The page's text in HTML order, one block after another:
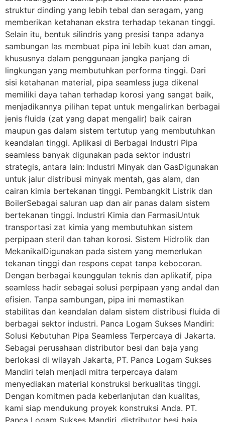
struktur dinding yang lebih tebal dan seragam, yang
memberikan ketahanan ekstra terhadap tekanan tinggi.
Selain itu, bentuk silindris yang presisi tanpa adanya
sambungan las membuat pipa ini lebih kuat dan aman,
khususnya dalam penggunaan jangka panjang di
lingkungan yang membutuhkan performa tinggi. Dari
sisi ketahanan material, pipa seamless juga dikenal
memiliki daya tahan terhadap korosi yang sangat baik,
menjadikannya pilihan tepat untuk mengalirkan berbagai
jenis fluida (zat yang dapat mengalir) baik cairan
maupun gas dalam sistem tertutup yang membutuhkan
keandalan tinggi. Aplikasi di Berbagai Industri Pipa
seamless banyak digunakan pada sektor industri
strategis, antara lain: Industri Minyak dan GasDigunakan
untuk jalur distribusi minyak mentah, gas alam, dan
cairan kimia bertekanan tinggi. Pembangkit Listrik dan
BoilerSebagai saluran uap dan air panas dalam sistem
bertekanan tinggi. Industri Kimia dan FarmasiUntuk
transportasi zat kimia yang membutuhkan sistem
perpipaan steril dan tahan korosi. Sistem Hidrolik dan
MekanikalDigunakan pada sistem yang memerlukan
tekanan tinggi dan respons cepat tanpa kebocoran.
Dengan berbagai keunggulan teknis dan aplikatif, pipa
seamless hadir sebagai solusi perpipaan yang andal dan
efisien. Tanpa sambungan, pipa ini memastikan
stabilitas dan keandalan dalam sistem distribusi fluida di
berbagai sektor industri. Panca Logam Sukses Mandiri:
Solusi Kebutuhan Pipa Seamless Terpercaya di Jakarta.
Sebagai perusahaan distributor besi dan baja yang
berlokasi di wilayah Jakarta, PT. Panca Logam Sukses
Mandiri telah menjadi mitra terpercaya dalam
menyediakan material konstruksi berkualitas tinggi.
Dengan komitmen pada keberlanjutan dan kualitas,
kami siap mendukung proyek konstruksi Anda. PT.
Panca Logam Sukses Mandiri, distributor besi baja